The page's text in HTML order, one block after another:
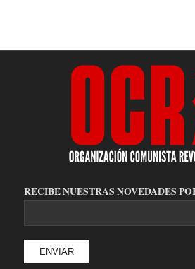
RECIBE NUESTRAS NOVEDADES